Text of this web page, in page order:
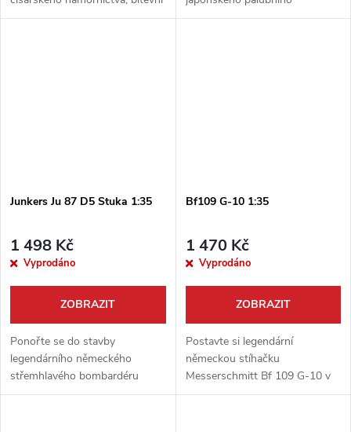
loď Yamato! Tato prémiová
bombardéru Nakajima B5N2
Junkers Ju 87 D5 Stuka 1:35
1 498 Kč
Vyprodáno
ZOBRAZIT
Ponořte se do stavby
legendárního německého
střemhlavého bombardéru
Junkers Ju 87 D5 Stuka v
Bf109 G-10 1:35
1 470 Kč
Vyprodáno
ZOBRAZIT
Postavte si legendární
německou stíhačku
Messerschmitt Bf 109 G-10 v
netradičním měřítku 1:35. Tato